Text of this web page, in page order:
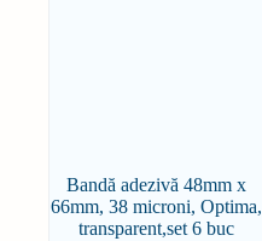
Bandă adezivă 48mm x
66mm, 38 microni, Optima,
transparent,set 6 buc